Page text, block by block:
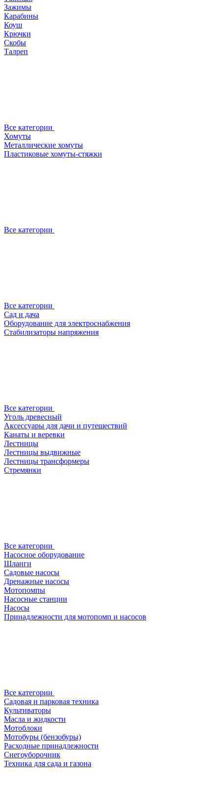
Зажимы
Карабины
Коуш
Крючки
Скобы
Талреп
Все категории
Хомуты
Металлические хомуты
Пластиковые хомуты-стяжки
Все категории
Все категории
Сад и дача
Оборудование для электроснабжения
Стабилизаторы напряжения
Все категории
Уголь древесный
Аксессуары для дачи и путешествий
Канаты и веревки
Лестницы
Лестницы выдвижные
Лестницы трансформеры
Стремянки
Все категории
Насосное оборудование
Шланги
Садовые насосы
Дренажные насосы
Мотопомпы
Насосные станции
Насосы
Принадлежности для мотопомп и насосов
Все категории
Садовая и парковая техника
Культиваторы
Масла и жидкости
Мотоблоки
Мотобуры (бензобуры)
Расходные принадлежности
Снегоуборочник
Техника для сада и газона